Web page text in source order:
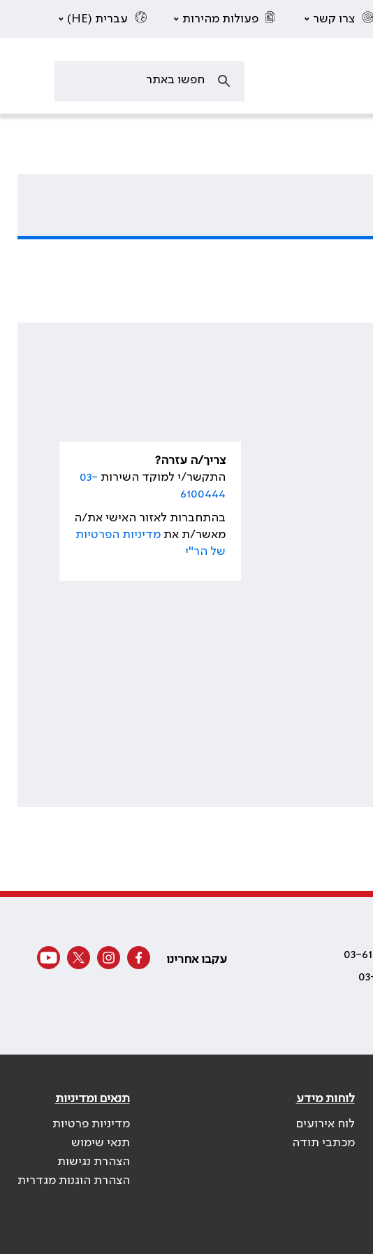
צרו קשר פעולות מהירות עברית (HE)
צריך/ה עזרה?
התקשר/י למוקד השירות 03-
6100444
בהתחברות לאזור האישי את/ה
מאשר/ת אתמדיניות הפרטיות
של הר"י
עקבו אחרינו
לוחות מידע
לוח אירועים
מכתבי תודה
תנאים ומדיניות
מדיניות פרטיות
תנאי שימוש
הצהרת נגישות
הצהרת הוגנות מגדרית